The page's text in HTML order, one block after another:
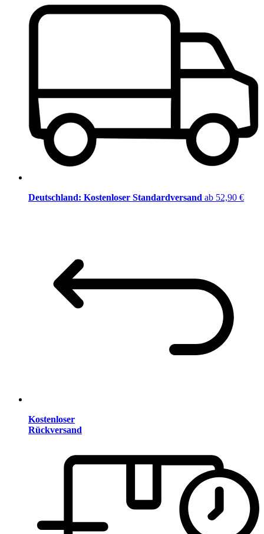
Deutschland: Kostenloser Standardversand ab 52,90 €
Kostenloser
Rückversand